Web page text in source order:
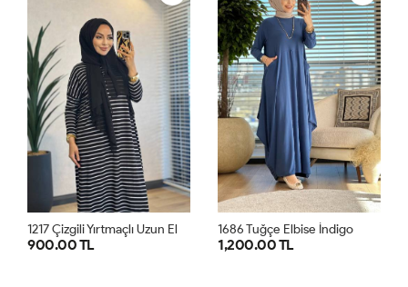
1
217 Çizgili Yırtmaçlı Uzun Elbise Siyah
900.00 TL
1686 Tuğçe Elbise İndigo
1,200.00 TL